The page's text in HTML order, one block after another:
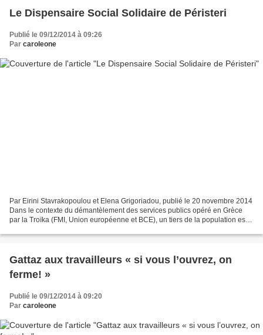
Le Dispensaire Social Solidaire de Péristeri
Publié le 09/12/2014 à 09:26
Par caroleone
Par Eirini Stavrakopoulou et Elena Grigoriadou, publié le 20 novembre 2014
Dans le contexte du démantèlement des services publics opéré en Grèce
par la Troïka (FMI, Union européenne et BCE), un tiers de la population est
Gattaz aux travailleurs « si vous l’ouvrez, on
ferme! »
Publié le 09/12/2014 à 09:20
Par caroleone